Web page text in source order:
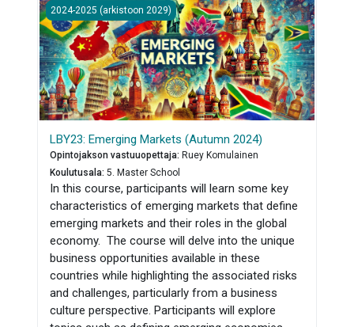
LBY23: Emerging Markets (Autumn 2024)
2024-2025 (arkistoon 2029)
LBY23: Emerging Markets (Autumn 2024)
Opintojakson vastuuopettaja: Ruey Komulainen
Koulutusala:5. Master School
In this course, participants will learn some key
characteristics of emerging markets that define
emerging markets and their roles in the global
economy.The course will delve into the unique
business opportunities available in these
countries while highlighting the associated risks
and challenges, particularly from a business
culture perspective. Participants will explore